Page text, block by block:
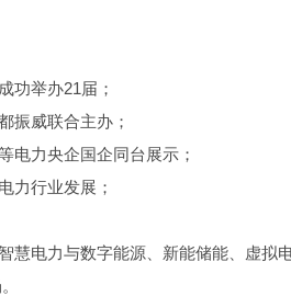
功举办21届；
振威联合主办；
电力央企国企同台展示；
力行业发展；
电力与数字能源、新能储能、虚拟